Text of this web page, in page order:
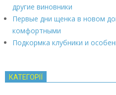
другие виновники
Первые дни щенка в новом
комфортными
Подкормка клубники и
КАТЕГОРІЇ